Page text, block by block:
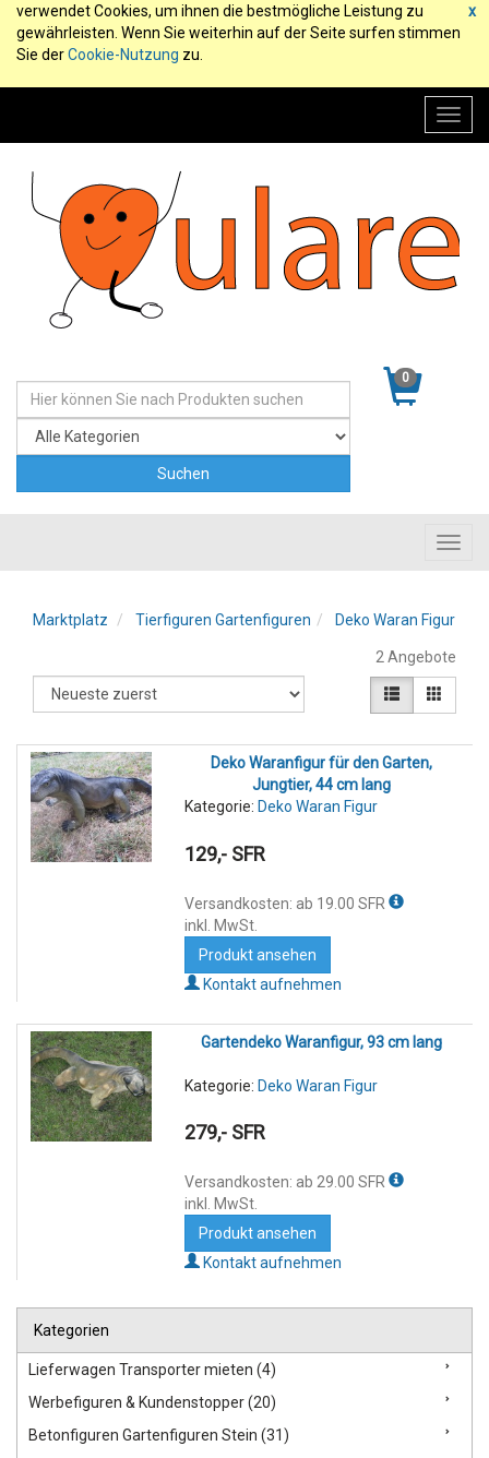
x
verwendet Cookies, um ihnen die bestmögliche Leistung zu
gewährleisten. Wenn Sie weiterhin auf der Seite surfen stimmen
Sie derCookie-Nutzung zu.
0
Marktplatz Tierfiguren Gartenfiguren Deko Waran Figur
2 Angebote
Deko Waranfigur für den Garten,
Jungtier, 44 cm lang
Kategorie: Deko Waran Figur
129,- SFR
Versandkosten: ab 19.00 SFR
inkl. MwSt.
Produkt ansehen
Kontakt aufnehmen
Gartendeko Waranfigur, 93 cm lang
Kategorie: Deko Waran Figur
279,- SFR
Versandkosten: ab 29.00 SFR
inkl. MwSt.
Produkt ansehen
Kontakt aufnehmen
Kategorien
Lieferwagen Transporter mieten (4)
Werbefiguren & Kundenstopper (20)
Betonfiguren Gartenfiguren Stein (31)